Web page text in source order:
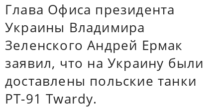
Глава Офиса президента
Украины Владимира
Зеленского Андрей Ермак
заявил, что на Украину были
доставлены польские танки
PT-91 Twardy.